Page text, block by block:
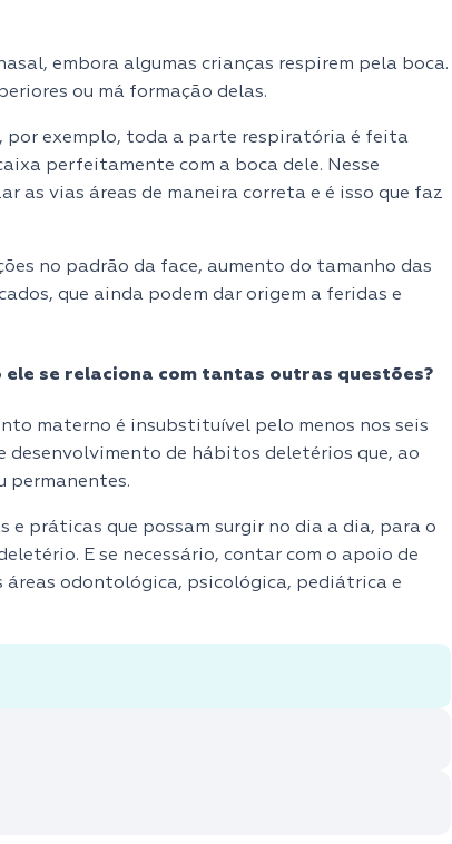
embora algumas crianças respirem pela boca.
ou má formação delas.
por exemplo, toda a parte respiratória é feita
perfeitamente com a boca dele. Nesse
as vias áreas de maneira correta e é isso que faz
no padrão da face, aumento do tamanho das
que ainda podem dar origem a feridas e
se relaciona com tantas outras questões?
materno é insubstituível pelo menos nos seis
desenvolvimento de hábitos deletérios que, ao
permanentes.
e práticas que possam surgir no dia a dia, para o
E se necessário, contar com o apoio de
odontológica, psicológica, pediátrica e